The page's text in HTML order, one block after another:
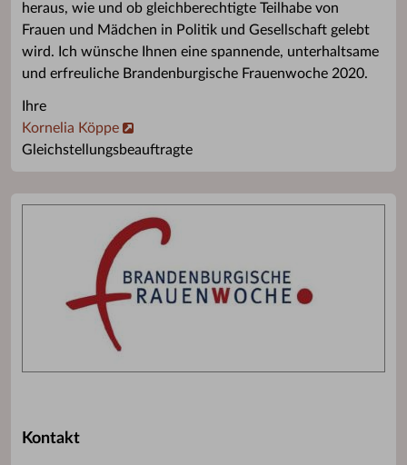
heraus, wie und ob gleichberechtigte Teilhabe von
Frauen und Mädchen in Politik und Gesellschaft gelebt
wird. Ich wünsche Ihnen eine spannende, unterhaltsame
und erfreuliche Brandenburgische Frauenwoche 2020.
Ihre
Kornelia Köppe
Gleichstellungsbeauftragte
Kontakt